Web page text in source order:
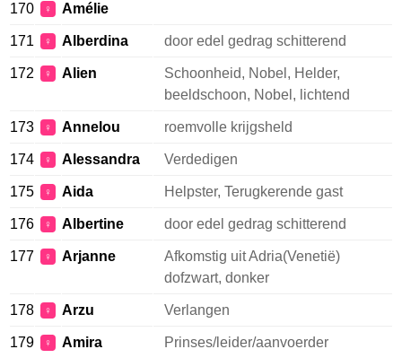
170 ♀ Amélie
171 ♀ Alberdina door edel gedrag schitterend
172 ♀ Alien
Schoonheid, Nobel, Helder,
beeldschoon, Nobel, lichtend
173 ♀ Annelou roemvolle krijgsheld
174 ♀ Alessandra Verdedigen
175 ♀ Aida Helpster, Terugkerende gast
176 ♀ Albertine door edel gedrag schitterend
177 ♀ Arjanne
Afkomstig uit Adria(Venetië)
dofzwart, donker
178 ♀ Arzu Verlangen
179 ♀ Amira Prinses/leider/aanvoerder